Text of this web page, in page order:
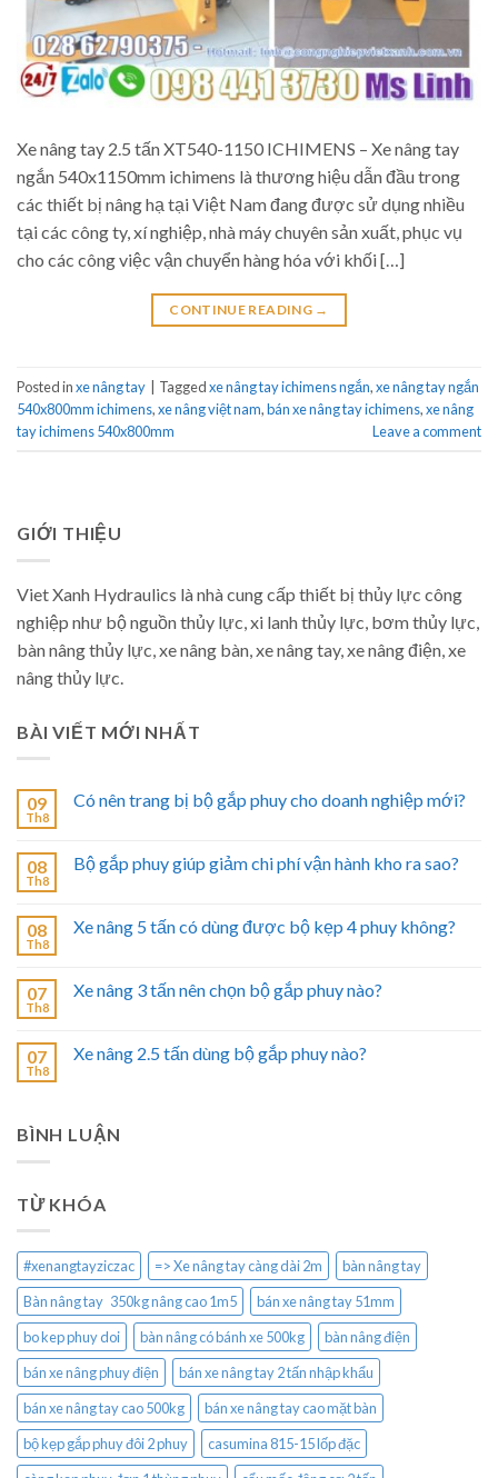
Xe nâng tay 2.5 tấn XT540-1150 ICHIMENS – Xe nâng tay
ngắn 540x1150mm ichimens là thương hiệu dẫn đầu trong
các thiết bị nâng hạ tại Việt Nam đang được sử dụng nhiều
tại các công ty, xí nghiệp, nhà máy chuyên sản xuất, phục vụ
cho các công việc vận chuyển hàng hóa với khối […]
CONTINUE READING →
Posted inxe nâng tay | Taggedxe nâng tay ichimens ngắn,xe nâng tay ngắn
540x800mm ichimens,xe nâng việt nam,bán xe nâng tay ichimens,xe nâng
tay ichimens 540x800mm
Leave a comment
GIỚI THIỆU
Viet Xanh Hydraulics là nhà cung cấp thiết bị thủy lực công
nghiệp như bộ nguồn thủy lực, xi lanh thủy lực, bơm thủy lực,
bàn nâng thủy lực, xe nâng bàn, xe nâng tay, xe nâng điện, xe
nâng thủy lực.
BÀI VIẾT MỚI NHẤT
09
Th8
Có nên trang bị bộ gắp phuy cho doanh nghiệp mới?
08
Th8
Bộ gắp phuy giúp giảm chi phí vận hành kho ra sao?
08
Th8
Xe nâng 5 tấn có dùng được bộ kẹp 4 phuy không?
07
Th8
Xe nâng 3 tấn nên chọn bộ gắp phuy nào?
07
Th8
Xe nâng 2.5 tấn dùng bộ gắp phuy nào?
BÌNH LUẬN
TỪ KHÓA
#xenangtayziczac => Xe nâng tay càng dài 2m
bàn nâng tay
Bàn nâng tay 350kg nâng cao 1m5
bán xe nâng tay 51mm
bo kep phuy doi
bàn nâng có bánh xe 500kg
bàn nâng điện
bán xe nâng phuy điện
bán xe nâng tay 2 tấn nhập khẩu
bán xe nâng tay cao 500kg
bán xe nâng tay cao mặt bàn
bộ kẹp gắp phuy đôi 2 phuy
casumina 815-15 lốp đặc